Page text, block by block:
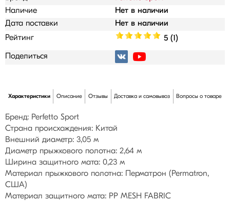
Наличие
Нет в наличии
Дата поставки
Нет в наличии
Рейтинг
5 (1)
Поделиться
Характеристики Описание Отзывы Доставка и самовывоз Вопросы о товаре
Бренд: Perfetto Sport
Страна происхождения: Китай
Внешний диаметр: 3,05 м
Диаметр прыжкового полотна: 2,64 м
Ширина защитного мата: 0,23 м
Материал прыжкового полотна: Перматрон (Permatron,
США)
Материал защитного мата: PP MESH FABRIC